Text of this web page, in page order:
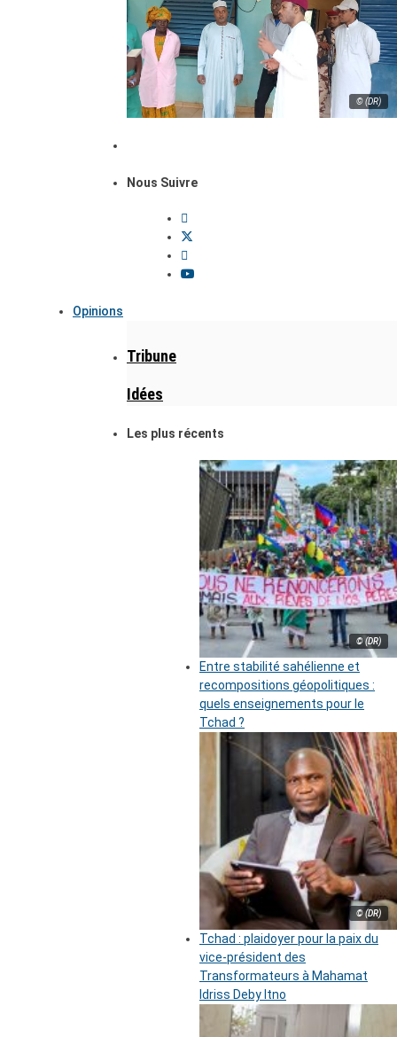
© (DR)
Nous Suivre
Opinions
Tribune
Idées
Les plus récents
© (DR)
Entre stabilité sahélienne et
recompositions géopolitiques :
quels enseignements pour le
Tchad ?
© (DR)
Tchad : plaidoyer pour la paix du
vice-président des
Transformateurs à Mahamat
Idriss Deby Itno